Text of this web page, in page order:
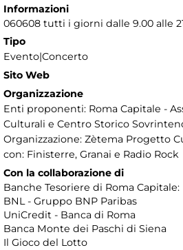
Informazioni
060608 tutti i giorni dalle 9.00 alle
Tipo
Evento|Concerto
Sito Web
Organizzazione
Enti proponenti: Roma Capitale -
Culturali e Centro Storico
Organizzazione: Zètema Progetto
con: Finisterre, Granai e Radio Rock
Con la collaborazione di
Banche Tesoriere di Roma Capitale:
BNL - Gruppo BNP Paribas
UniCredit - Banca di Roma
Banca Monte dei Paschi di Siena
Il Gioco del Lotto